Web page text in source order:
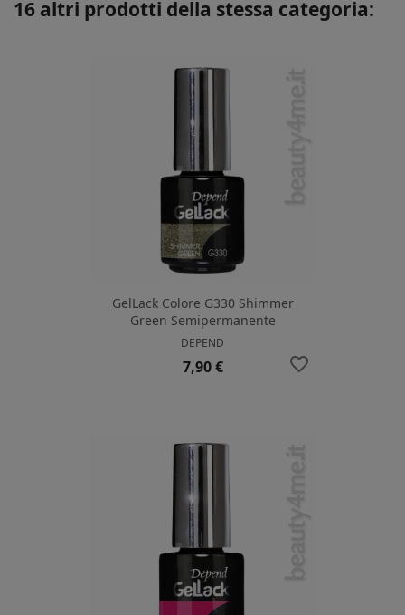
16 altri prodotti della stessa categoria:
GelLack Colore G330 Shimmer
Green Semipermanente
DEPEND
Prezzo
7,90 € favorite_border